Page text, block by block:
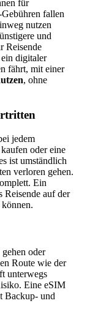
für
fallen
nutzen
und
Reisende
digitaler
fährt, mit einer
, ohne
jedem
oder eine
ist umständlich
verloren gehen.
Ein
Reisende auf der
können.
oder
Route wie der
unterwegs
Eine eSIM
Backup- und